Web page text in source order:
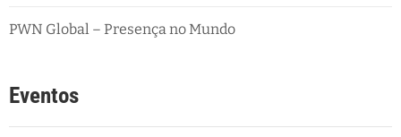
PWN Global – Presença no Mundo
Eventos